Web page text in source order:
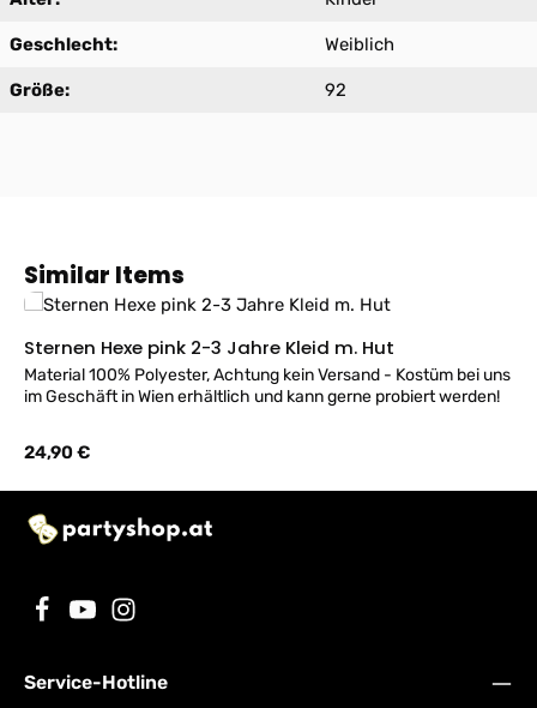
Geschlecht: Weiblich
Größe: 92
Produktgalerie überspringen
Similar Items
Sternen Hexe pink 2-3 Jahre Kleid m. Hut
Material 100% Polyester, Achtung kein Versand - Kostüm bei uns
im Geschäft in Wien erhältlich und kann gerne probiert werden!
Regulärer Preis:
24,90 €
Service-Hotline